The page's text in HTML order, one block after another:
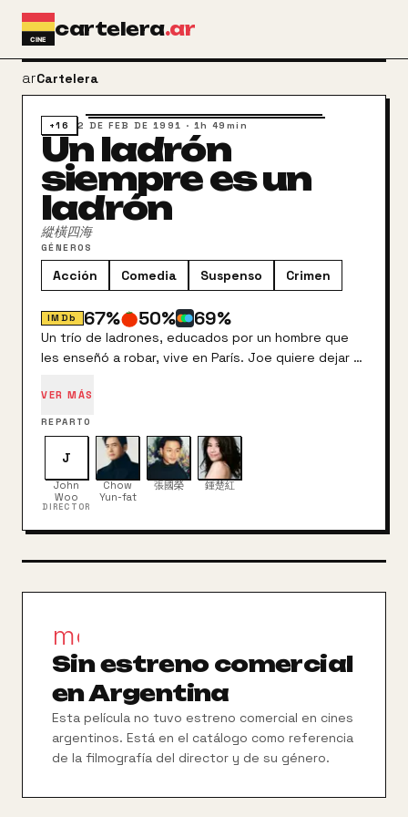
Ir al contenido principal
cartelera.ar
arrow_back
Cartelera
+16 2 DE FEB DE 1991 · 1h 49min
Un ladrón
siempre es un
ladrón
縱橫四海
GÉNEROS
Acción Comedia Suspenso Crimen
IMDb 67% 50% 69%
Un trío de ladrones, educados por un hombre que
les enseñó a robar, vive en París. Joe quiere dejar el
robar un cuadro en la costa azul. Tras un accidente,
uno de ellos vuelve a ayudar a sus amigos a
vengarse del que los traicionó.
VER MÁS
REPARTO
J
John
Woo
DIRECTOR
Chow
Yun-fat
張國榮 鍾楚紅
movie_filter
Sin estreno comercial
en Argentina
Esta película no tuvo estreno comercial en cines
argentinos. Está en el catálogo como referencia
de la filmografía del director y de su género.